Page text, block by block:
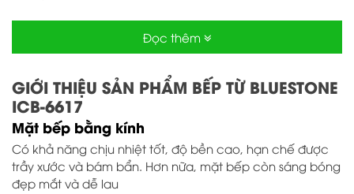
Trọng lượng 2.4 kg
Điện áp 220V – 50Hz
Công suất 2000W
Xuất Xứ & Bảo Hành
Hãng Sản Xuất BLUESTONE (
Thương Hiệu USA )
Đọc thêm
GIỚI THIỆU SẢN PHẨM BẾP TỪ BLUESTONE
ICB-6617
Mặt bếp bằng kính
Có khả năng chịu nhiệt tốt, độ bền cao, hạn chế được
trầy xước và bám bẩn. Hơn nữa, mặt bếp còn sáng bóng
đẹp mắt và dễ lau